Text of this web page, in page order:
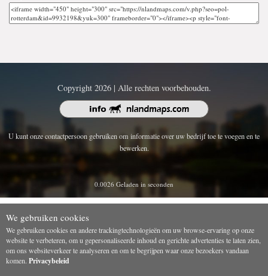
Copyright 2026 | Alle rechten voorbehouden.
U kunt onze contactpersoon gebruiken om informatie over uw bedrijf toe te voegen en te
bewerken.
0.0026 Geladen in seconden
We gebruiken cookies
We gebruiken cookies en andere trackingtechnologieën om uw browse-ervaring op onze
website te verbeteren, om u gepersonaliseerde inhoud en gerichte advertenties te laten zien,
om ons websiteverkeer te analyseren en om te begrijpen waar onze bezoekers vandaan
komen. Privacybeleid